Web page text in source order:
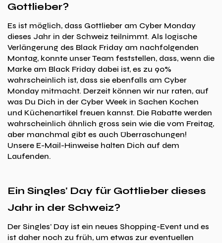
Gottlieber?
Es ist möglich, dass Gottlieber am Cyber Monday
dieses Jahr in der Schweiz teilnimmt. Als logische
Verlängerung des Black Friday am nachfolgenden
Montag, konnte unser Team feststellen, dass, wenn die
Marke am Black Friday dabei ist, es zu 90%
wahrscheinlich ist, dass sie ebenfalls am Cyber
Monday mitmacht. Derzeit können wir nur raten, auf
was Du Dich in der Cyber Week in Sachen Kochen
und Küchenartikel freuen kannst. Die Rabatte werden
wahrscheinlich ähnlich gross sein wie die vom Freitag,
aber manchmal gibt es auch Überraschungen!
Unsere E-Mail-Hinweise halten Dich auf dem
Laufenden.
Ein Singles' Day für Gottlieber dieses
Jahr in der Schweiz?
Der Singles' Day ist ein neues Shopping-Event und es
ist daher noch zu früh, um etwas zur eventuellen